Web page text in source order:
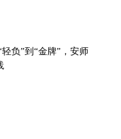
轻负”到“金牌”，安师